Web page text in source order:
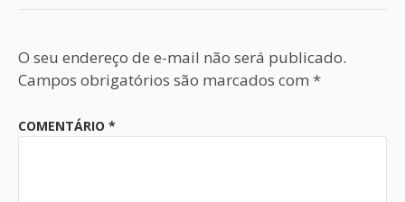
O seu endereço de e-mail não será publicado.
Campos obrigatórios são marcados com *
COMENTÁRIO *